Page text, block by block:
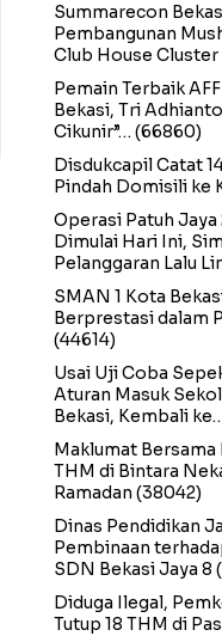
Summarecon
Pembangunan
Club House
Pemain Terbaik
Bekasi, Tri
Cikunir”… (66860)
Disdukcapil Catat
Pindah Domisili ke
Operasi Patuh Jaya
Dimulai Hari Ini,
Pelanggaran Lalu
SMAN 1 Kota
Berprestasi dalam
(44614)
Usai Uji Coba
Aturan Masuk
Bekasi, Kembali
Maklumat
THM di Bintara
Ramadan (38042)
Dinas Pendidikan
Pembinaan
SDN Bekasi Jaya 8
Diduga Ilegal,
Tutup 18 THM di